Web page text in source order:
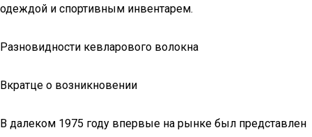
одеждой и спортивным инвентарем.
Разновидности кевларового волокна
Вкратце о возникновении
В далеком 1975 году впервые на рынке был представлен